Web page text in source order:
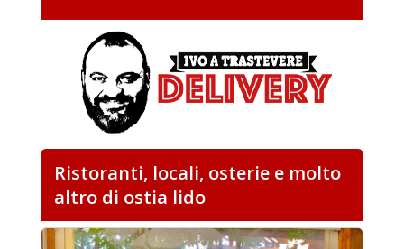
Ristoranti, locali, osterie e molto
altro di ostia lido